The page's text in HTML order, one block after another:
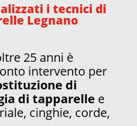
i tecnici di
Legnano
25 anni è
intervento per
di
di tapparelle e
cinghie, corde,